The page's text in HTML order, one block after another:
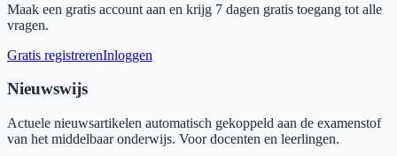
Maak een gratis account aan en krijg 7 dagen gratis toegang tot alle
vragen.
Gratis registrerenInloggen
Nieuwswijs
Actuele nieuwsartikelen automatisch gekoppeld aan de examenstof
van het middelbaar onderwijs. Voor docenten en leerlingen.